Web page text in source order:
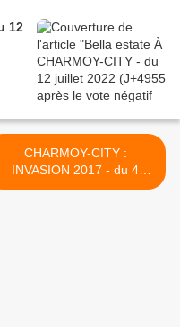
12
CHARMOY-CITY :
INVASION 2017 - du 4
septembre 2017 (J+3183